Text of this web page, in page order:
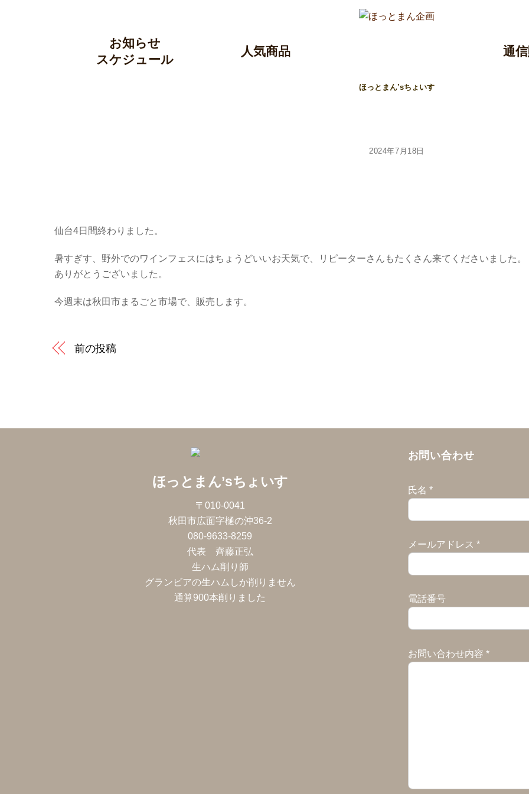
お知らせ
スケジュール
人気商品
ほっとまん’sちょいす
通
2024年7月18日
仙台4日間終わりました。
暑すぎす、野外でのワインフェスにはちょうどいいお天気で、リピーターさんもたくさん来てくださいました。
ありがとうございました。
今週末は秋田市まるごと市場で、販売します。
前の投稿
ほっとまん’sちょいす
〒010-0041
秋田市広面字樋の沖36-2
080-9633-8259
代表 齊藤正弘
生ハム削り師
グランビアの生ハムしか削りません
通算900本削りました
お問い合わせ
氏名 *
メールアドレス *
電話番号
お問い合わせ内容 *